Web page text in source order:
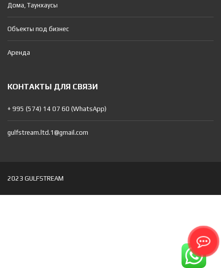
Дома, Таунхаусы
Объекты под бизнес
Аренда
КОНТАКТЫ ДЛЯ СВЯЗИ
+ 995 (574) 14 07 60 (WhatsApp)
gulfstream.ltd.1@gmail.com
2023 GULFSTREAM